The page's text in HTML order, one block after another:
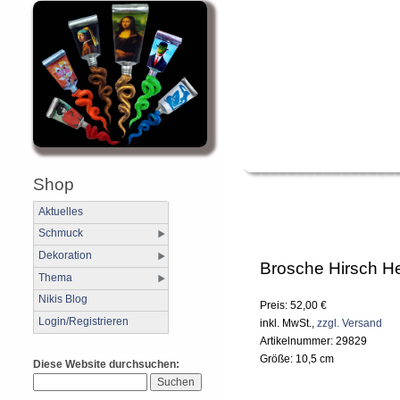
Shop
Aktuelles
Schmuck
Dekoration
Thema
Nikis Blog
Login/Registrieren
Diese Website durchsuchen:
Brosche Hirsch
Preis: 52,00 €
inkl. MwSt., zzgl. Versand
Artikelnummer: 29829
Größe: 10,5 cm